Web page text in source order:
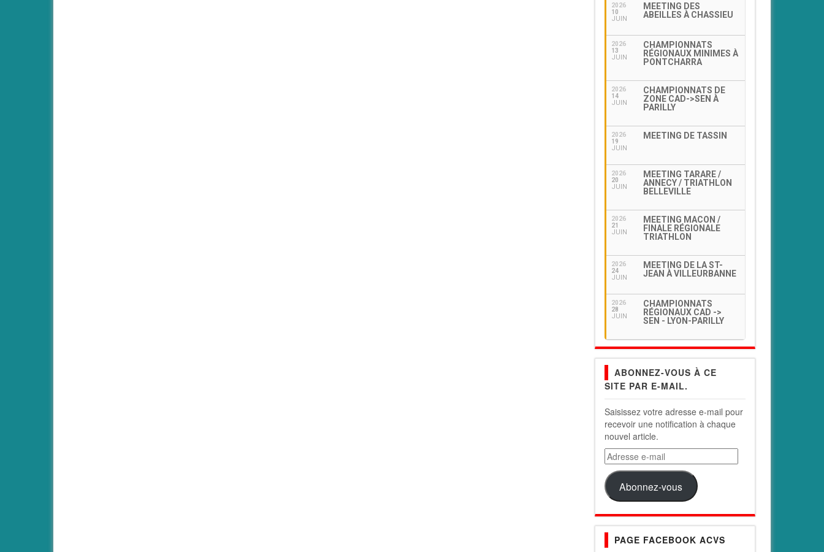
2026
10
JUIN
MEETING DES
ABEILLES À CHASSIEU
2026
13
JUIN
CHAMPIONNATS
RÉGIONAUX MINIMES À
PONTCHARRA
2026
14
JUIN
CHAMPIONNATS DE
ZONE CAD->SEN À
PARILLY
2026
19
JUIN
MEETING DE TASSIN
2026
20
JUIN
MEETING TARARE /
ANNECY / TRIATHLON
BELLEVILLE
2026
21
JUIN
MEETING MACON /
FINALE RÉGIONALE
TRIATHLON
2026
24
JUIN
MEETING DE LA ST-
JEAN À VILLEURBANNE
2026
28
JUIN
CHAMPIONNATS
RÉGIONAUX CAD ->
SEN - LYON-PARILLY
ABONNEZ-VOUS À CE
SITE PAR E-MAIL.
Saisissez votre adresse e-mail pour
recevoir une notification à chaque
nouvel article.
Adresse
e-
mail
Abonnez-vous
PAGE FACEBOOK ACVS